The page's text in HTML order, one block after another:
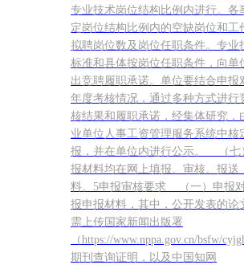
专业技术岗位结构比例内进行。各
定岗位结构比例内的空缺岗位和工
拟聘岗位数及岗位任职条件。专业
标准和具体按岗位任职条件，向单
出竞聘履职承诺。单位要结合申报
年度考核情况，通过多种方式进行
核结果和履职承诺，经集体研究，
业单位人事工资管理服务系统中核
报，并在单位内进行公示。 （七
报材料均在网上填报、审核、报送
料。5申报审核要求 （一）申报
报申报材料，其中，公开发表的论
需上传国家新闻出版署
（https://www.nppa.gov.cn/bsfw/
期刊查询证明，以及中国知网